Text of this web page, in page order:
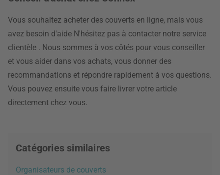
Vous souhaitez acheter des couverts en ligne, mais vous
avez besoin d'aide N'hésitez pas à contacter notre service
clientèle . Nous sommes à vos côtés pour vous conseiller
et vous aider dans vos achats, vous donner des
recommandations et répondre rapidement à vos questions.
Vous pouvez ensuite vous faire livrer votre article
directement chez vous.
Catégories similaires
Organisateurs de couverts